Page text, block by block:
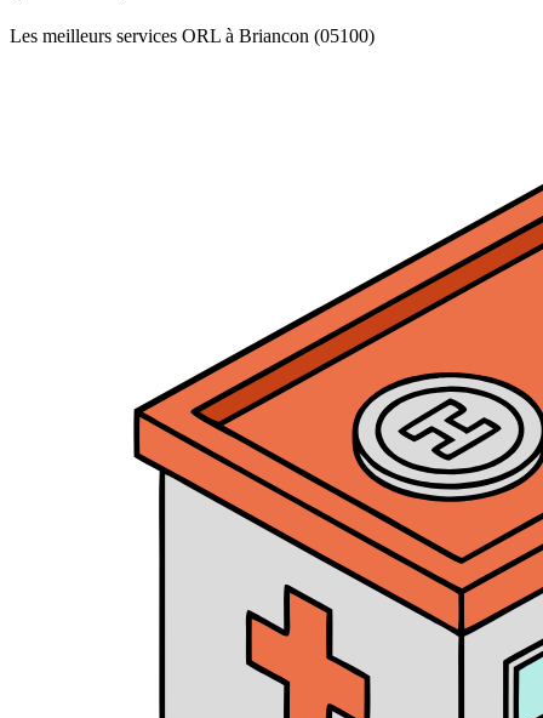
Les meilleurs services ORL à Briancon (05100)